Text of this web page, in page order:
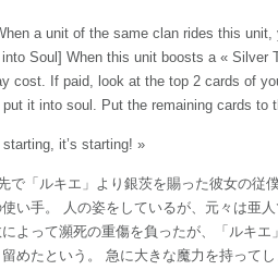
a unit of the same clan rides this
Soul] When this unit boosts a « Silver
cost. If paid, look at the top 2 cards of
it into soul. Put the remaining cards to
it’s starting! »
で「ルキエ」より銀茨を賜った彼女の従
使い手。 人の姿をしているが、元々は亜
よって瀕死の重傷を負ったが、「ルキ
めたという。 急に大きな魔力を持って